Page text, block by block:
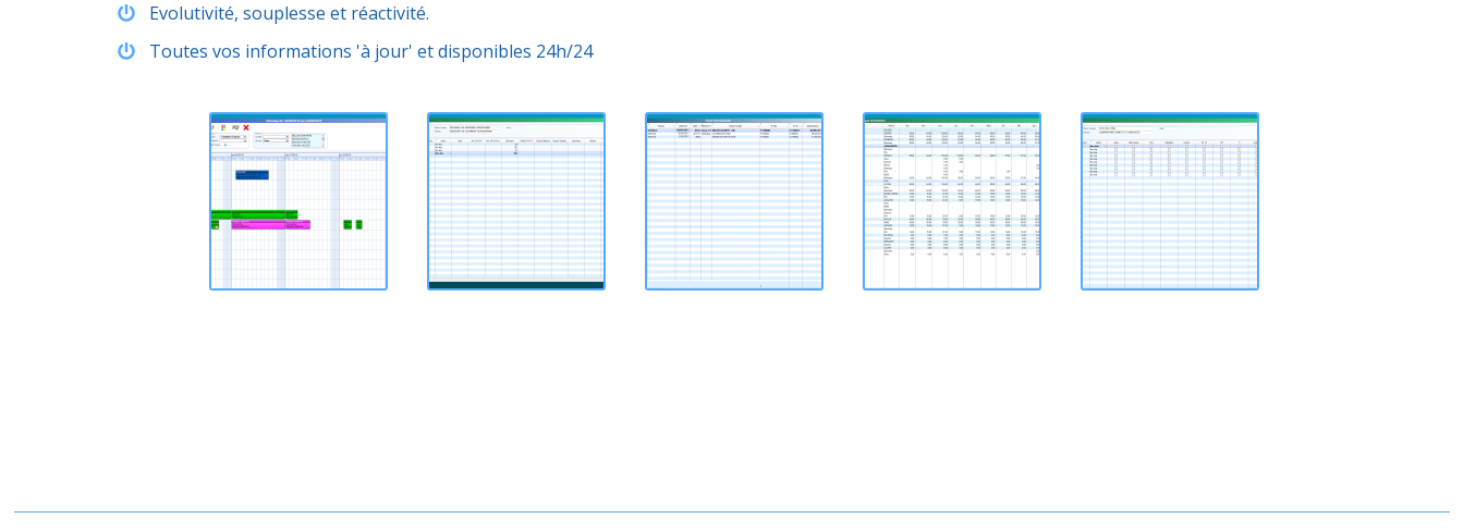
Evolutivité, souplesse et réactivité.
Toutes vos informations 'à jour' et disponibles 24h/24